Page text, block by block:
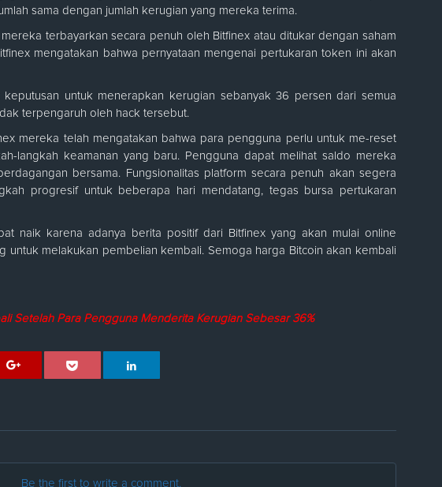
sama dengan jumlah kerugian yang mereka terima.
terbayarkan secara penuh oleh Bitfinex atau ditukar dengan saham
mengatakan bahwa pernyataan mengenai pertukaran token ini akan
untuk menerapkan kerugian sebanyak 36 persen dari semua
terpengaruh oleh hack tersebut.
mereka telah mengatakan bahwa para pengguna perlu untuk me-reset
langkah keamanan yang baru. Pengguna dapat melihat saldo mereka
bersama. Fungsionalitas platform secara penuh akan segera
progresif untuk beberapa hari mendatang, tegas bursa pertukaran
naik karena adanya berita positif dari Bitfinex yang akan mulai online
untuk melakukan pembelian kembali. Semoga harga Bitcoin akan kembali
Setelah Para Pengguna Menderita Kerugian Sebesar 36%
Be the first to write a comment.